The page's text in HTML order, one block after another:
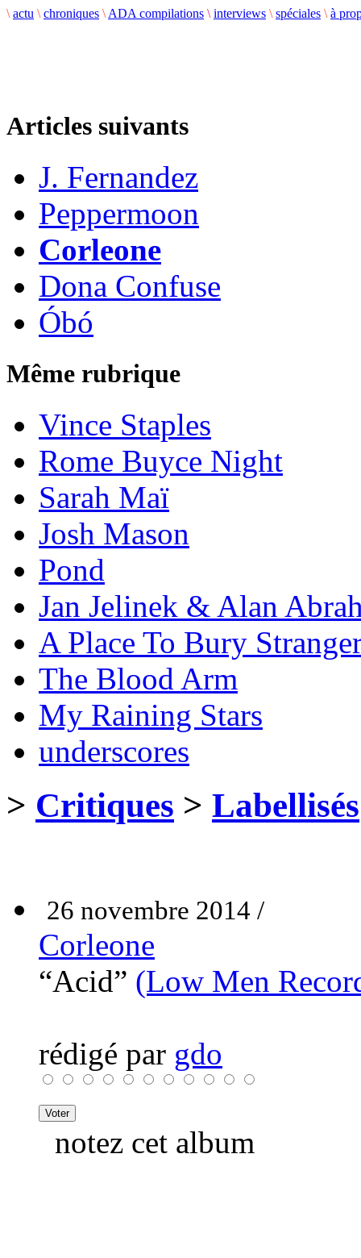
\ actu \ chroniques \ ADA compilations \ interviews \ spéciales \ à
Articles suivants
J. Fernandez
Peppermoon
Corleone
Dona Confuse
Óbó
Même rubrique
Vince Staples
Rome Buyce Night
Sarah Maï
Josh Mason
Pond
Jan Jelinek & Alan
A Place To Bury
The Blood Arm
My Raining Stars
underscores
> Critiques > Labellisés
26 novembre 2014 /
Corleone
“Acid” (Low Men
rédigé par gdo
notez cet album